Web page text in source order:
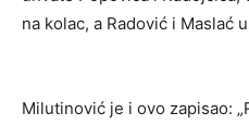
na kolac, a Radović i Maslać
Milutinović je i ovo zapisao: